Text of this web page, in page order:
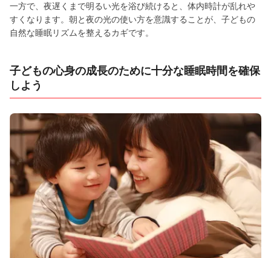
一方で、夜遅くまで明るい光を浴び続けると、体内時計が乱れや
すくなります。朝と夜の光の使い方を意識することが、子どもの
自然な睡眠リズムを整えるカギです。
子どもの心身の成長のために十分な睡眠時間を確保
しよう